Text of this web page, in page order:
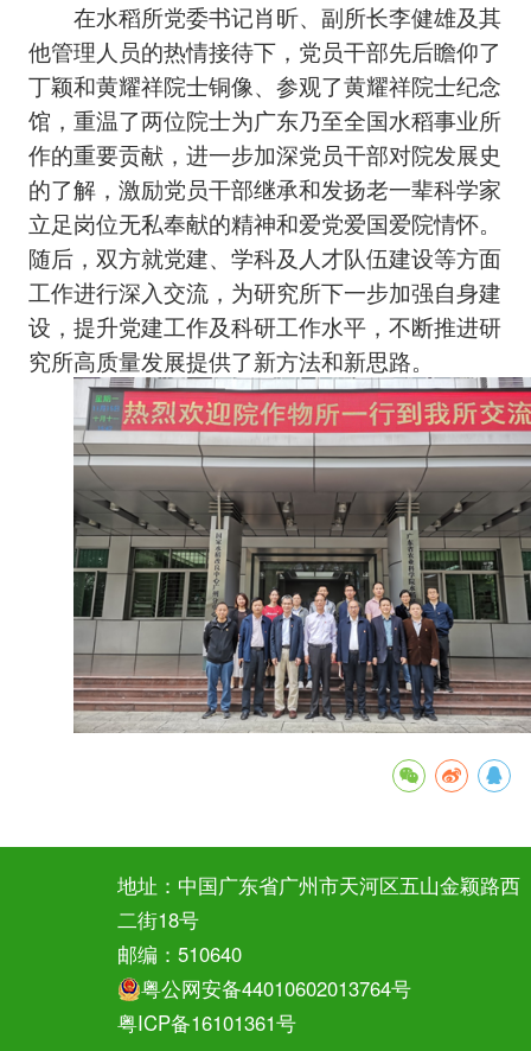
在水稻所党委书记肖昕、副所长李健雄及其
他管理人员的热情接待下，党员干部先后瞻仰了
丁颖和黄耀祥院士铜像、参观了黄耀祥院士纪念
馆，重温了两位院士为广东乃至全国水稻事业所
作的重要贡献，进一步加深党员干部对院发展史
的了解，激励党员干部继承和发扬老一辈科学家
立足岗位无私奉献的精神和爱党爱国爱院情怀。
随后，双方就党建、学科及人才队伍建设等方面
工作进行深入交流，为研究所下一步加强自身建
设，提升党建工作及科研工作水平，不断推进研
究所高质量发展提供了新方法和新思路。
地址：中国广东省广州市天河区五山金颖路西
二街18号
邮编：510640
粤公网安备44010602013764号
粤ICP备16101361号